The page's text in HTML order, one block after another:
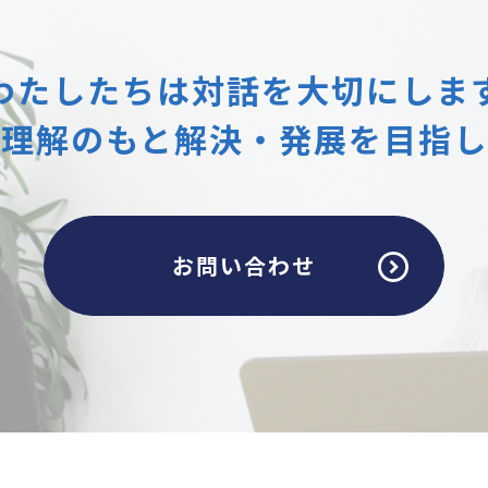
たしたちは対話を大切にしま
解のもと解決・発展を目指
お問い合わせ